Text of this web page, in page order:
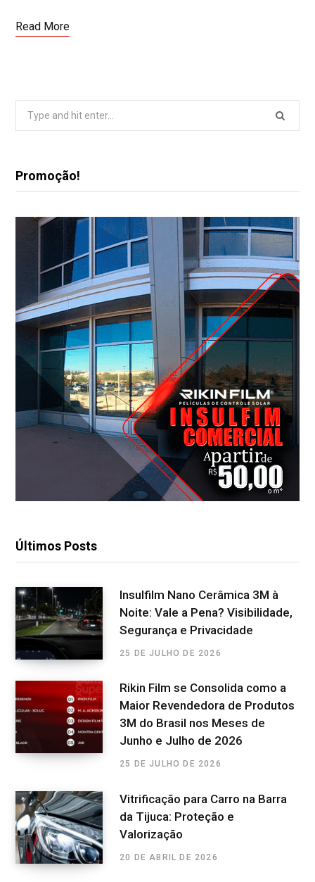
Read More
Search
Promoção!
Últimos Posts
Insulfilm Nano Cerâmica 3M à
Noite: Vale a Pena? Visibilidade,
Segurança e Privacidade
25 DE JULHO DE 2026
Rikin Film se Consolida como a
Maior Revendedora de Produtos
3M do Brasil nos Meses de
Junho e Julho de 2026
25 DE JULHO DE 2026
Vitrificação para Carro na Barra
da Tijuca: Proteção e
Valorização
20 DE ABRIL DE 2026